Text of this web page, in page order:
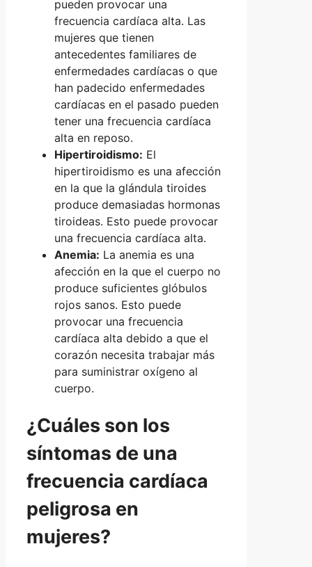
pueden provocar una
frecuencia cardíaca alta. Las
mujeres que tienen
antecedentes familiares de
enfermedades cardíacas o que
han padecido enfermedades
cardíacas en el pasado pueden
tener una frecuencia cardíaca
alta en reposo.
Hipertiroidismo: El
hipertiroidismo es una afección
en la que la glándula tiroides
produce demasiadas hormonas
tiroideas. Esto puede provocar
una frecuencia cardíaca alta.
Anemia: La anemia es una
afección en la que el cuerpo no
produce suficientes glóbulos
rojos sanos. Esto puede
provocar una frecuencia
cardíaca alta debido a que el
corazón necesita trabajar más
para suministrar oxígeno al
cuerpo.
¿Cuáles son los
síntomas de una
frecuencia cardíaca
peligrosa en
mujeres?